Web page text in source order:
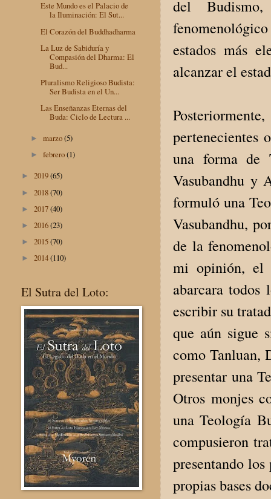
del
estados más
alcanzar el
pertenecientes
una forma de
Vasubandhu y
formuló una
Vasubandhu,
de la
mi opinión, el
abarcara
escribir su
que aún sigue
como Tanluan,
presentar una
Otros monjes
una Teología
compusieron
presentando
propias bases
Este Mundo es el Palacio de
la Iluminación: El Sut...
El Corazón del Buddhadharma
La Luz de Sabiduría y
Compasión del Dharma: El
Bud...
Pluralismo Religioso Budista:
Ser Budista en el Un...
Las Enseñanzas Eternas del
Buda: Ciclo de Lectura ...
►marzo(5)
►febrero(1)
► 2019(65)
► 2018(70)
► 2017(40)
► 2016(23)
► 2015(70)
► 2014(110)
El Sutra del Loto: